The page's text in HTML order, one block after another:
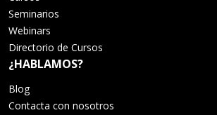
Seminarios
Webinars
Directorio de Cursos
¿HABLAMOS?
Blog
Contacta con nosotros